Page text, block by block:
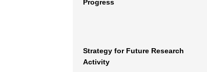
Progress
Strategy for Future Research
Activity